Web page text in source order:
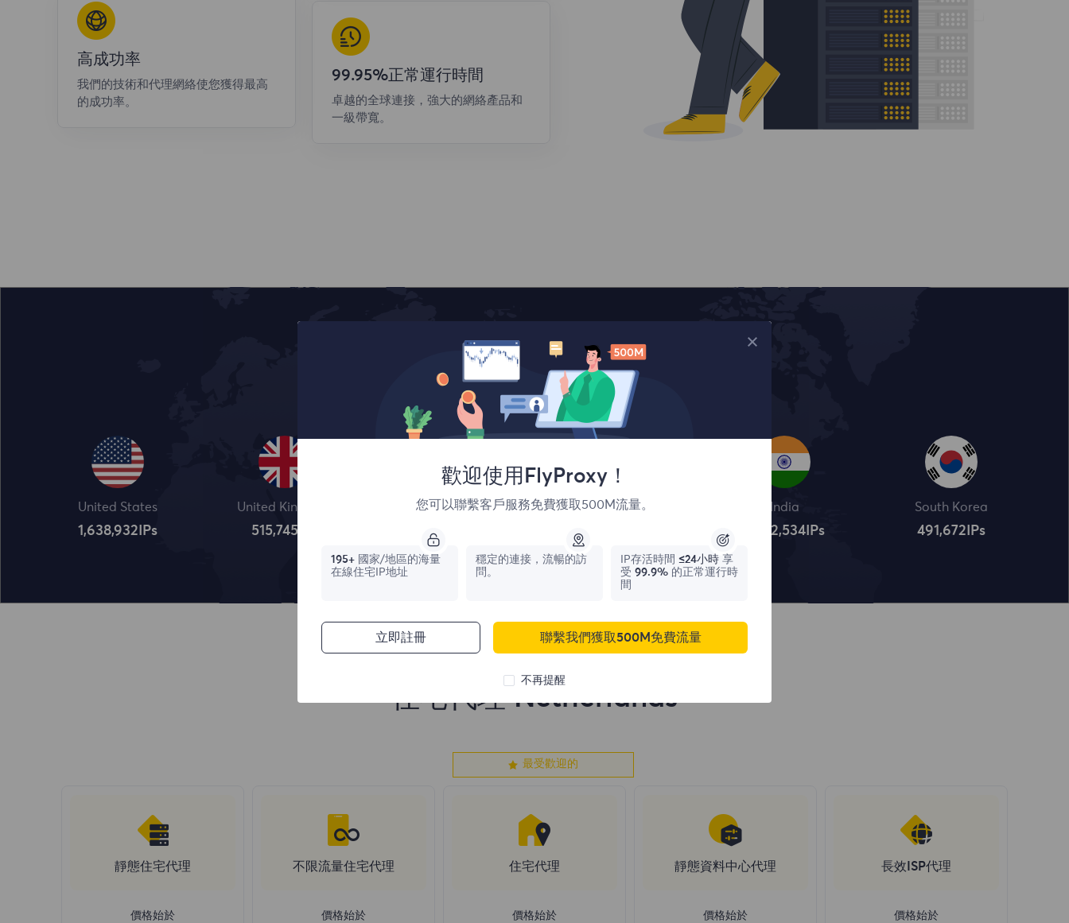
高成功率
我們的技術和代理網絡使您獲得最高
的成功率。
99.95%正常運行時間
卓越的全球連接，強大的網絡產品和
一級帶寬。
覆蓋全球
United States
1,638,932 IPs
United Kingdom
515,745
France
1,042,773
Canada India
4,322,534 IPs
South Korea
491,672 IPs
住宅代理 Netherlands
最受歡迎的
靜態住宅代理
價格始於
不限流量住宅代理
價格始於
住宅代理
價格始於
靜態資料中心代理
價格始於
長效ISP代理
價格始於
歡迎使用FlyProxy！
您可以聯繫客戶服務免費獲取500M流量。
195+ 國家/地區的海量
在線住宅IP地址
穩定的連接，流暢的訪
問。
IP存活時間 ≤24小時 享
受 99.9% 的正常運行時
間
立即註冊 聯繫我們獲取500M免費流量
不再提醒